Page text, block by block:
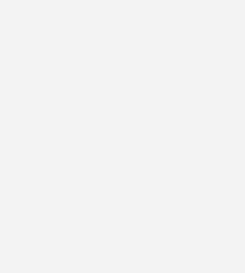
Teilnahme an der ISH ist
dem aktuellen Statement vom 1. Vorsitzenden